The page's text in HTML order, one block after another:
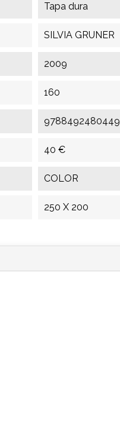
Tapa dura
SILVIA GRUNER
2009
160
9788492480449
40 €
COLOR
250 X 200